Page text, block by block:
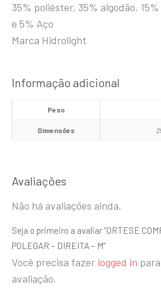
35% poliéster, 35% algodão,
e 5% Aço
Marca Hidrolight
Informação adicional
Peso
Dimensões
Avaliações
Não há avaliações ainda.
Seja o primeiro a avaliar “ORTESE
POLEGAR – DIREITA – M”
Você precisa fazer logged in
avaliação.